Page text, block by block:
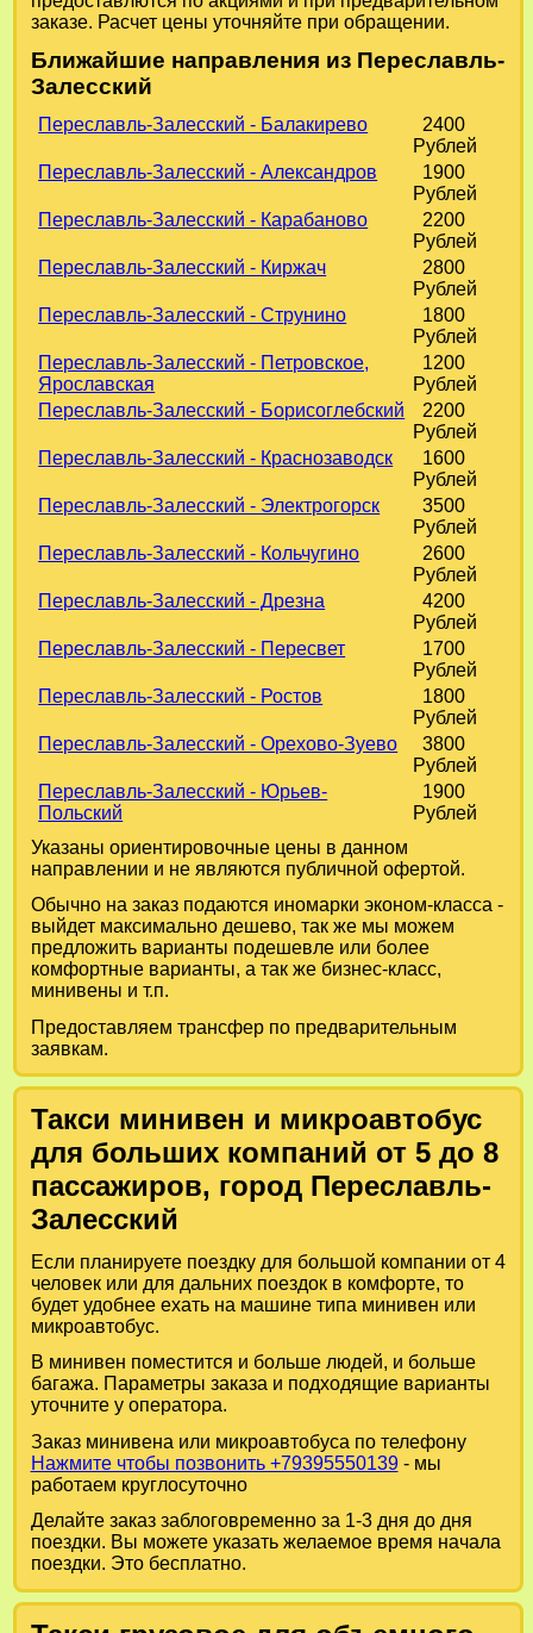
заказе. Расчет цены уточняйте при обращении.
Ближайшие направления из Переславль-
Залесский
Переславль-Залесский - Балакирево
2400
Рублей
Переславль-Залесский - Александров
1900
Рублей
Переславль-Залесский - Карабаново
2200
Рублей
Переславль-Залесский - Киржач
2800
Рублей
Переславль-Залесский - Струнино
1800
Рублей
Переславль-Залесский - Петровское,
Ярославская
1200
Рублей
Переславль-Залесский - Борисоглебский
2200
Рублей
Переславль-Залесский - Краснозаводск
1600
Рублей
Переславль-Залесский - Электрогорск
3500
Рублей
Переславль-Залесский - Кольчугино
2600
Рублей
Переславль-Залесский - Дрезна
4200
Рублей
Переславль-Залесский - Пересвет
1700
Рублей
Переславль-Залесский - Ростов
1800
Рублей
Переславль-Залесский - Орехово-Зуево
3800
Рублей
Переславль-Залесский - Юрьев-
Польский
1900
Рублей
Указаны ориентировочные цены в данном
направлении и не являются публичной офертой.
Обычно на заказ подаются иномарки эконом-класса -
выйдет максимально дешево, так же мы можем
предложить варианты подешевле или более
комфортные варианты, а так же бизнес-класс,
минивены и т.п.
Предоставляем трансфер по предварительным
заявкам.
Такси минивен и микроавтобус
для больших компаний от 5 до 8
пассажиров, город Переславль-
Залесский
Если планируете поездку для большой компании от 4
человек или для дальних поездок в комфорте, то
будет удобнее ехать на машине типа минивен или
микроавтобус.
В минивен поместится и больше людей, и больше
багажа. Параметры заказа и подходящие варианты
уточните у оператора.
Заказ минивена или микроавтобуса по телефону
Нажмите чтобы позвонить +79395550139- мы
работаем круглосуточно
Делайте заказ заблоговременно за 1-3 дня до дня
поездки. Вы можете указать желаемое время начала
поездки. Это бесплатно.